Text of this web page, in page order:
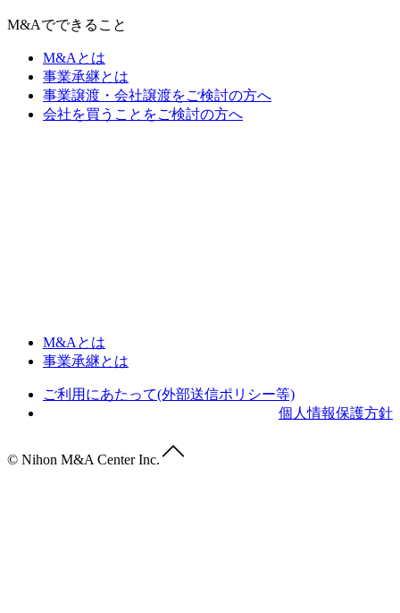
M&Aでできること
M&Aとは
事業承継とは
事業譲渡・会社譲渡をご検討の方へ
会社を買うことをご検討の方へ
M&Aとは
事業承継とは
ご利用にあたって(外部送信ポリシー等)
個人情報保護方針
© Nihon M&A Center Inc.